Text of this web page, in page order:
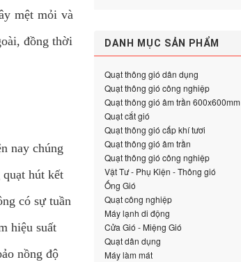
mệt mỏi và
đồng thời
nay chúng
hút kết
có sự tuần
hiệu suất
nồng độ
DANH MỤC SẢN PHẨM
Quạt thông gió dân dụng
Quạt thông gió công nghiệp
Quạt thông gió âm trần 600x600mm
Quạt cắt gió
Quạt thông gió cấp khí tươi
Quạt thông gió âm trần
Quạt thông gió công nghiệp
Vật Tư - Phụ Kiện - Thông gió
Ống Gió
Quạt công nghiệp
Máy lạnh di động
Cửa Gió - Miệng Gió
Quạt dân dụng
Máy làm mát